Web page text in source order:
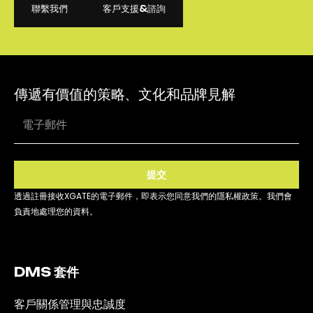
聯繫我們
客戶支援&諮詢
傳遞有價值的策略、文化和品牌見解
提交
透過註冊接收XGATE的電子郵件，即表示您同意我們的隱私權政策。我們會
負責地處理您的資料。
DMS 套件
客戶關係管理與忠誠度